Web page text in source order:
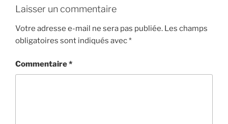
Laisser un commentaire
Votre adresse e-mail ne sera pas publiée. Les champs
obligatoires sont indiqués avec*
Commentaire*